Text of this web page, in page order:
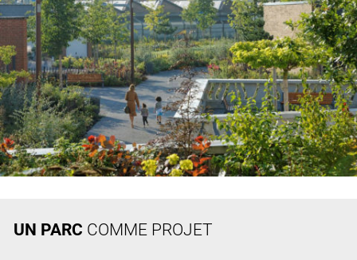
UN PARC COMME PROJET